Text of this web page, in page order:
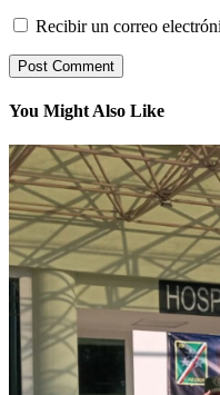
Recibir un correo
You Might Also Like